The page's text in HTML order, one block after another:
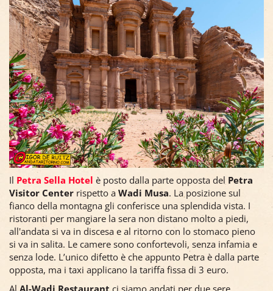
Il Petra Sella Hotel è posto dalla parte opposta del Petra
Visitor Center rispetto a Wadi Musa. La posizione sul
fianco della montagna gli conferisce una splendida vista. I
ristoranti per mangiare la sera non distano molto a piedi,
all'andata si va in discesa e al ritorno con lo stomaco pieno
si va in salita. Le camere sono confortevoli, senza infamia e
senza lode. L’unico difetto è che appunto Petra è dalla parte
opposta, ma i taxi applicano la tariffa fissa di 3 euro.